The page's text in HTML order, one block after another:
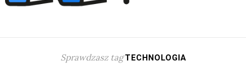
Sprawdzasz tag TECHNOLOGIA